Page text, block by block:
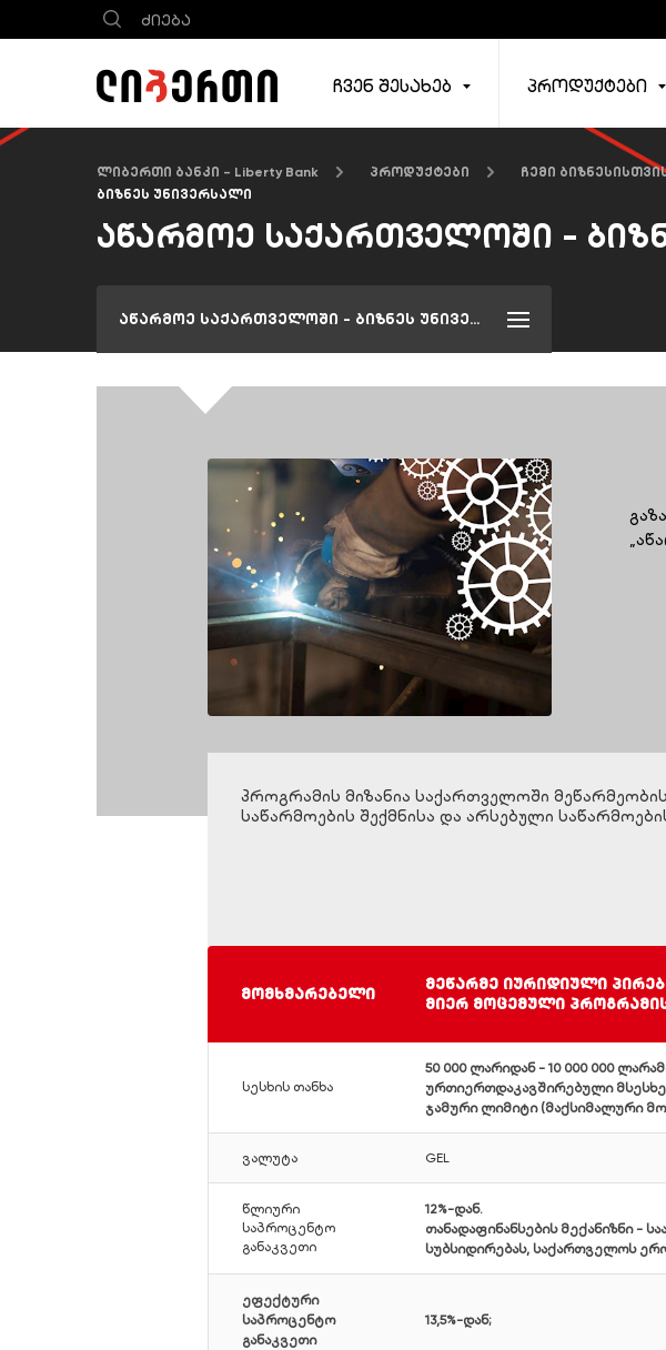
ჩვენ შესახებ პროდუქტები
ლიბერთი ბანკი - Liberty Bank პროდუქტები ჩემი
ბიზნეს უნივერსალი
აწარმოე საქართველოში -
აწარმოე საქართველოში - ბიზნეს უნივერსალი
პროგრამის მიზანია საქართველოში
საწარმოების შექმნისა და არსებული
მომხმარებელი
მეწარმე იურიდიული
მიერ მოცემული
სესხის თანხა
50 000 ლარიდან - 10 000 000
ურთიერთდაკავშირებული
ჯამური ლიმიტი (მაქსიმალური
ვალუტა GEL
წლიური
საპროცენტო
განაკვეთი
12%-დან.
თანადაფინანსების მექანიზნი -
სუბსიდირებას, საქართველოს
ეფექტური
საპროცენტო
განაკვეთი
13,5%-დან;